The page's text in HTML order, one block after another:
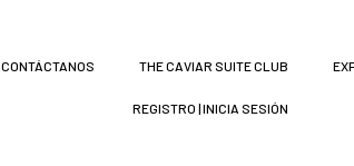
CONTÁCTANOS THE CAVIAR SUITE CLUB
REGISTRO | INICIA SESIÓN